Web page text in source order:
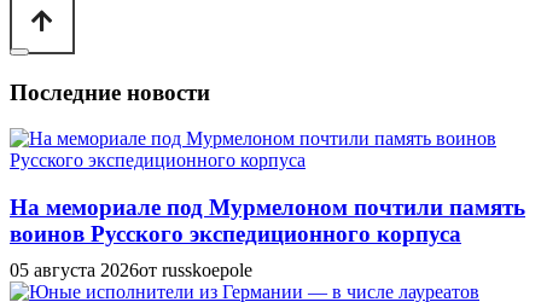
Последние новости
На мемориале под Мурмелоном почтили память
воинов Русского экспедиционного корпуса
05 августа 2026от russkoepole